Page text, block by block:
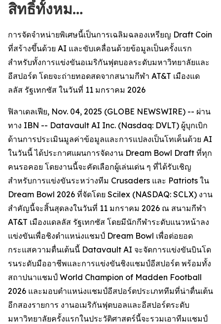
สิทธิ์ทั้งหม…
การจัดจำหน่ายพิเศษนี้เป็นการเฉลิมฉลองเหรียญ Draft Coin
ที่สร้างขึ้นด้วย AI และขับเคลื่อนด้วยข้อมูลเป็นครั้งแรก
สำหรับทั้งการแข่งขันอเมริกันฟุตบอลระดับมหาวิทยาลัยและ
อีสปอร์ต โดยจะถ่ายทอดสดจากสนามกีฬา AT&T เมืองแด
ลลัส รัฐเทกซัส ในวันที่ 11 มกราคม 2026
ฟิลาเดลเฟีย, Nov. 04, 2025 (GLOBE NEWSWIRE) -- ผ่าน
ทาง IBN -- Datavault AI Inc. (Nasdaq: DVLT) ผู้บุกเบิก
ด้านการประเมินมูลค่าข้อมูลและการแปลงเป็นโทเค็นด้วย AI
ในวันนี้ ได้ประกาศแผนการจัดงาน Dream Bowl Draft ที่ทุก
คนรอคอย โดยงานนี้จะคัดเลือกผู้เล่นเด่น ๆ ที่ได้รับเชิญ
สำหรับการแข่งขันระหว่างทีม Crusaders และ Patriots ใน
Dream Bowl 2026 ที่จัดโดย Scilex (NASDAQ: SCLX) งาน
สำคัญนี้จะสิ้นสุดลงในวันที่ 11 มกราคม 2026 ณ สนามกีฬา
AT&T เมืองแดลลัส รัฐเทกซัส โดยมีนักกีฬาระดับแนวหน้าลง
แข่งขันเพื่อชิงตำแหน่งแชมป์ Dream Bowl เพื่อต่อยอด
กระแสความตื่นเต้นนี้ Datavault AI จะจัดการแข่งขันบินโด
รนระดับมืออาชีพและการแข่งขันชิงแชมป์อีสปอร์ต พร้อมทั้ง
สถาปนาแชมป์ World Champion of Madden Football
2026 และมอบตำแหน่งแชมป์อีสปอร์ตประเภททีมที่น่าตื่นเต้น
อีกสองรายการ งานอเมริกันฟุตบอลและอีสปอร์ตระดับ
มหาวิทยาลัยครั้งแรกในประวัติศาสตร์นี้จะรวมเอาทีมแชมป์